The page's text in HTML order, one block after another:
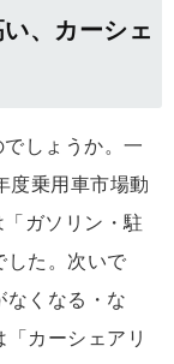
、カーシェ
しょうか。一
度乗用車市場動
ガソリン・駐
した。次いで
なくなる・な
カーシェアリ